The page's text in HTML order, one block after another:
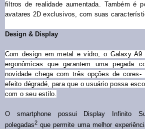
filtros de realidade aumentada. Também é
avatares 2D exclusivos, com suas
Design & Display
Com design em metal e vidro, o Galaxy A9
ergonômicas que garantem uma pegada
novidade chega com três opções de
efeito dégradé, para que o usuário possa
com o seu estilo.
O smartphone possui Display Infinito
polegadas2 que permite uma melhor